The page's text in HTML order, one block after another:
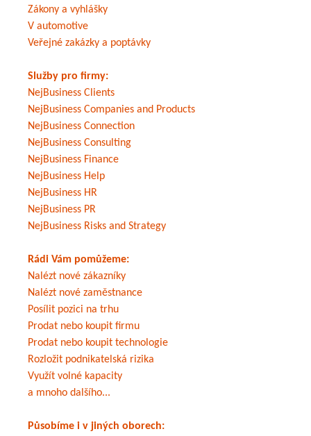
Zákony a vyhlášky
V automotive
Veřejné zakázky a poptávky
Služby pro firmy:
NejBusiness Clients
NejBusiness Companies and Products
NejBusiness Connection
NejBusiness Consulting
NejBusiness Finance
NejBusiness Help
NejBusiness HR
NejBusiness PR
NejBusiness Risks and Strategy
Rádi Vám pomůžeme:
Nalézt nové zákazníky
Nalézt nové zaměstnance
Posílit pozici na trhu
Prodat nebo koupit firmu
Prodat nebo koupit technologie
Rozložit podnikatelská rizika
Využít volné kapacity
a mnoho dalšího...
Působíme i v jiných oborech: